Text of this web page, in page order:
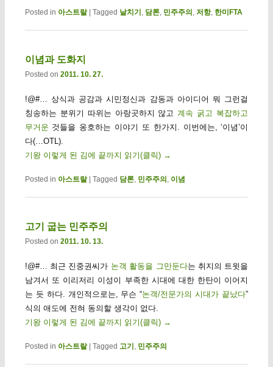
Posted in 아스트랄 | Tagged 날치기 담론, 민주주의 저항, 한미FTA
이념과 도화지
Posted on 2011. 10. 27.
!@#… 상식과 공감과 시민정신과 감동과 아이디어 뭐 그런걸
칭송하는 분위기 따위는 아랑곳하지 않고 계속 굵고 복잡하고
무거운 것들을 옹호하는 이야기 또 한가지. 이번에는, ‘이념’이
다(…OTL).
기왕 이렇게 된 김에 끝까지 읽기(클릭) →
Posted in 아스트랄 Tagged 담론, 민주주의 , 이념
고기 굽는 민주주의
Posted on 2011. 10. 13.
!@#… 최근 진중권씨가 논객 활동을 그만둔다는 취지의 트윗을
남겨서 또 이리저리 이성이 부족한 시대에 대한 한탄이 이어지
는 듯 하다. 개인적으로는, 무슨 “논객/전문가의 시대가 끝났다”
식의 애도에 전혀 동의할 생각이 없다.
기왕 이렇게 된 김에 끝까지 읽기(클릭) →
Posted in 아스트랄 Tagged 고기 , 민주주의